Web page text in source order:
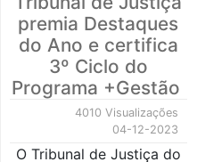
premia Destaques
do Ano e certifica
3º Ciclo do
Programa +Gestão
4010 Visualizações
04-12-2023
O Tribunal de Justiça do